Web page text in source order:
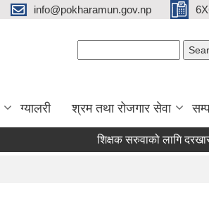
info@pokharamun.gov.np
ग्यालरी श्रम तथा रोजगार सेवा
शिक्षक सरुवाको लागि दरखास्त